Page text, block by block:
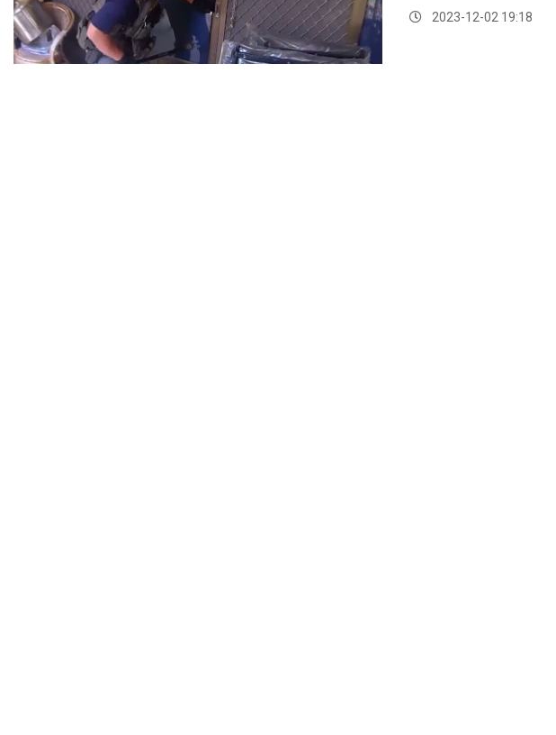
2023-12-02 19:18